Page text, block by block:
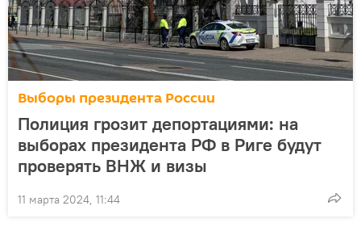
Выборы президента России
Полиция грозит депортациями: на
выборах президента РФ в Риге будут
проверять ВНЖ и визы
11 марта 2024, 11:44